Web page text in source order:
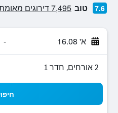
7.6 טוב 7,495 דירוגים מאומתים
א' 16.08 -
2 אורחים, חדר 1